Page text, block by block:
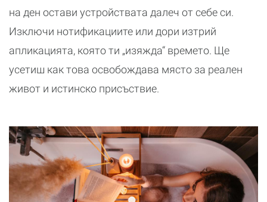
на ден остави устройствата далеч от себе си.
Изключи нотификациите или дори изтрий
апликацията, която ти „изяжда“ времето. Ще
усетиш как това освобождава място за реален
живот и истинско присъствие.